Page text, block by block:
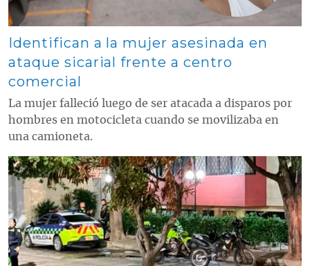
Identifican a la mujer asesinada en
ataque sicarial frente a centro
comercial
La mujer falleció luego de ser atacada a disparos por
hombres en motocicleta cuando se movilizaba en
una camioneta.
Contenido multimedia principal